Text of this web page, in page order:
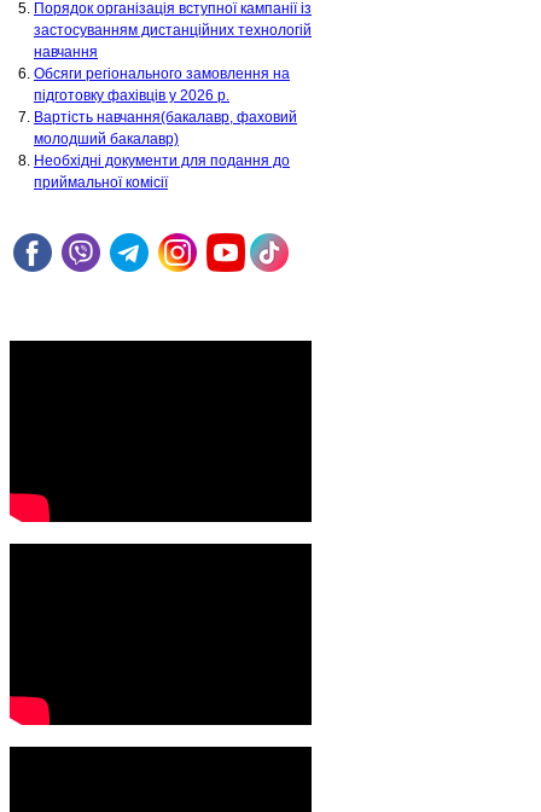
Порядок організація вступної кампанії із
застосуванням дистанційних технологій
навчання
Обсяги регіонального замовлення на
підготовку фахівців у 2026 р.
Вартість навчання(бакалавр, фаховий
молодший бакалавр)
Необхідні документи для подання до
приймальної комісії